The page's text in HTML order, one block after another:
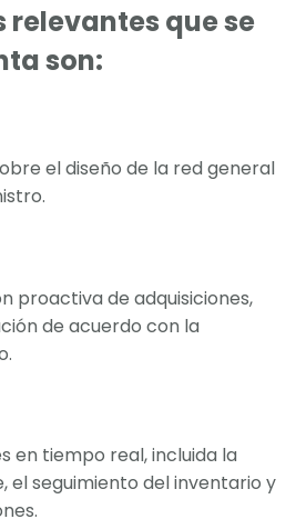
relevantes que se
son:
el diseño de la red general
proactiva de adquisiciones,
de acuerdo con la
en tiempo real, incluida la
el seguimiento del inventario y